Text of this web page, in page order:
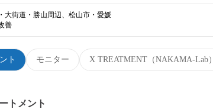
ト モニター X TREATMENT（NAKAMA-Lab）
大街道・勝山周辺、松山市・愛媛
善
トメント